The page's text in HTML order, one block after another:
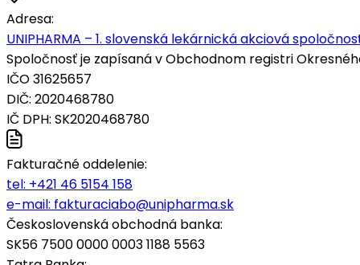
Adresa:
UNIPHARMA – 1. slovenská lekárnická akciová
Spoločnosť je zapísaná v Obchodnom registri
IČO 31625657
DIČ: 2020468780
IČ DPH: SK2020468780
Fakturačné oddelenie:
tel: +421 46 5154 158
e-mail: fakturaciabo@unipharma.sk
Československá obchodná banka:
SK56 7500 0000 0003 1188 5563